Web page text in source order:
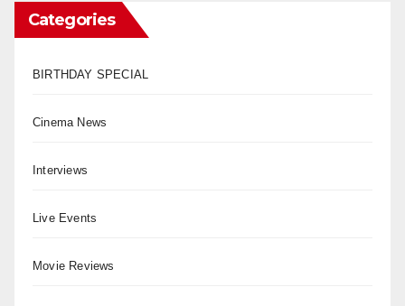
Categories
BIRTHDAY SPECIAL
Cinema News
Interviews
Live Events
Movie Reviews